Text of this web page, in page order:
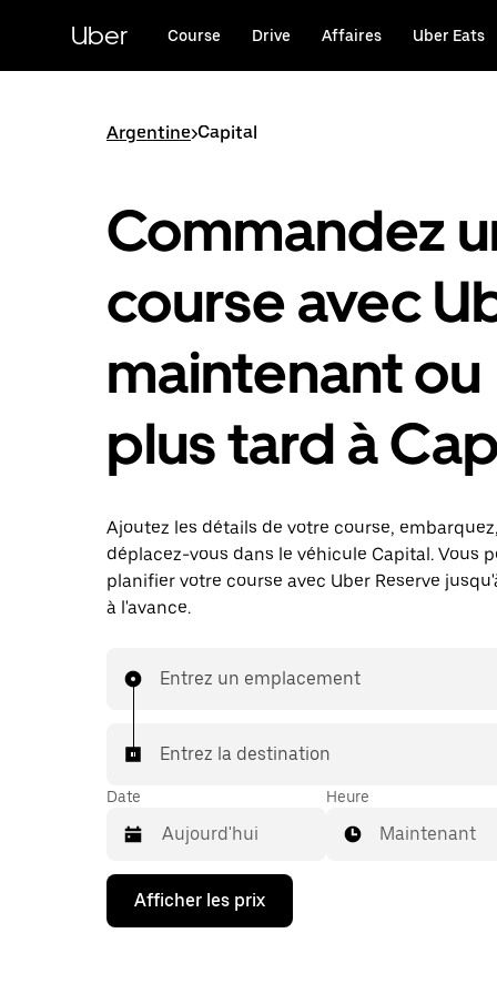
principal
Uber Course Drive Affaires Uber Eats
Argentine>Capital
Commandez
course avec
maintenant ou
plus tard à
Ajoutez les détails de votre course,
déplacez-vous dans le véhicule Capital. Vous
planifier votre course avec Uber Reserve
à l'avance.
Entrez un emplacement
Entrez la destination
Date
Appuyez
la
Heure
Maintenant
Afficher les prix